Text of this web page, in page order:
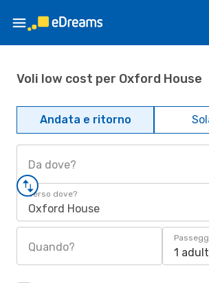
Voli low cost per Oxford House
Andata e ritorno
Da dove?
Verso dove?
Oxford House
Quando? 1